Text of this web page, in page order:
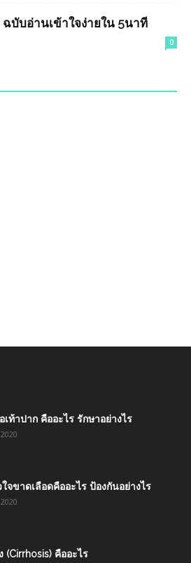
บับอ่านเข้าใจง่ายใน 5นาที
0
เท้าปาก คืออะไร รักษาอย่างไร
จขาดเลือดคืออะไร ป้องกันอย่างไร
(Cirrhosis) คืออะไร